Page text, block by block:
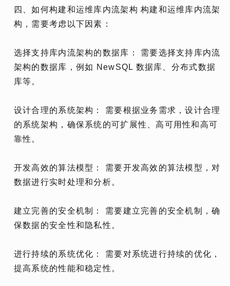
四、如何构建和运维库内流架构 构建和运维库内流架
构，需要考虑以下因素：
选择支持库内流架构的数据库： 需要选择支持库内流
架构的数据库，例如 NewSQL 数据库、分布式数据
库等。
设计合理的系统架构： 需要根据业务需求，设计合理
的系统架构，确保系统的可扩展性、高可用性和高可
靠性。
开发高效的算法模型： 需要开发高效的算法模型，对
数据进行实时处理和分析。
建立完善的安全机制： 需要建立完善的安全机制，确
保数据的安全性和隐私性。
进行持续的系统优化： 需要对系统进行持续的优化，
提高系统的性能和稳定性。